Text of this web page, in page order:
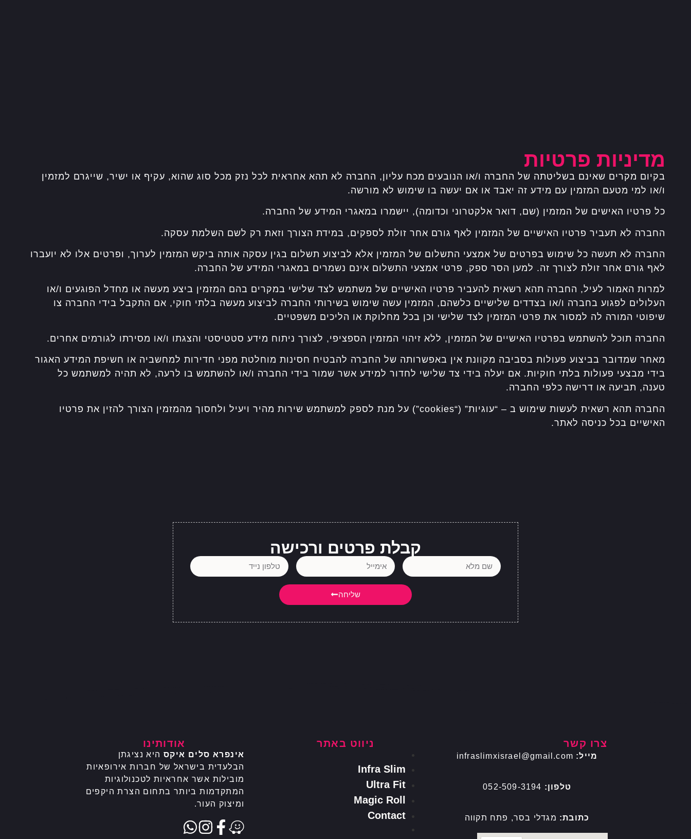
מדיניות פרטיות
בקיום מקרים שאינם בשליטתה של החברה ו/או הנובעים מכח עליון, החברה לא תהא אחראית לכל נזק מכל סוג שהוא, עקיף או ישיר, שייגרם למזמין
ו/או למי מטעם המזמין עם מידע זה יאבד או אם יעשה בו שימוש לא מורשה.
כל פרטיו האישים של המזמין (שם, דואר אלקטרוני וכדומה), יישמרו במאגרי המידע של החברה.
החברה לא תעביר פרטיו האישיים של המזמין לאף גורם אחר זולת לספקים, במידת הצורך וזאת רק לשם השלמת עסקה.
החברה לא תעשה כל שימוש בפרטים של אמצעי התשלום של המזמין אלא לביצוע תשלום בגין עסקה אותה ביקש המזמין לערוך, ופרטים אלו לא יועברו
לאף גורם אחר זולת לצורך זה. למען הסר ספק, פרטי אמצעי התשלום אינם נשמרים במאגרי המידע של החברה.
למרות האמור לעיל, החברה תהא רשאית להעביר פרטיו האישיים של משתמש לצד שלישי במקרים בהם המזמין ביצע מעשה או מחדל הפוגעים ו/או
העלולים לפגוע בחברה ו/או בצדדים שלישיים כלשהם, המזמין עשה שימוש בשירותי החברה לביצוע מעשה בלתי חוקי, אם התקבל בידי החברה צו
שיפוטי המורה לה למסור את פרטי המזמין לצד שלישי וכן בכל מחלוקת או הליכים משפטיים.
החברה תוכל להשתמש בפרטיו האישיים של המזמין, ללא זיהוי המזמין הספציפי, לצורך ניתוח מידע סטטיסטי והצגתו ו/או מסירתו לגורמים אחרים.
מאחר שמדובר בביצוע פעולות בסביבה מקוונת אין באפשרותה של החברה להבטיח חסינות מוחלטת מפני חדירות למחשביה או חשיפת המידע האגור
בידי מבצעי פעולות בלתי חוקיות. אם יעלה בידי צד שלישי לחדור למידע אשר שמור בידי החברה ו/או להשתמש בו לרעה, לא תהיה למשתמש כל
טענה, תביעה או דרישה כלפי החברה.
החברה תהא רשאית לעשות שימוש ב – “עוגיות” (“cookies”) על מנת לספק למשתמש שירות מהיר ויעיל ולחסוך מהמזמין הצורך להזין את פרטיו
האישיים בכל כניסה לאתר.
קבלת פרטים ורכישה
שליחה
צרו קשר
מייל: infraslimxisrael@gmail.com
טלפון: 052-509-3194
כתובת: מגדלי בסר, פתח תקווה
ניווט באתר
Infra Slim
Ultra Fit
Magic Roll
Contact
אודותינו
אינפרא סלים איקס היא נציגתן
הבלעדית בישראל של חברות אירופאיות
מובילות אשר אחראיות לטכנולוגיות
המתקדמות ביותר בתחום הצרת היקפים
ומיצוק העור.